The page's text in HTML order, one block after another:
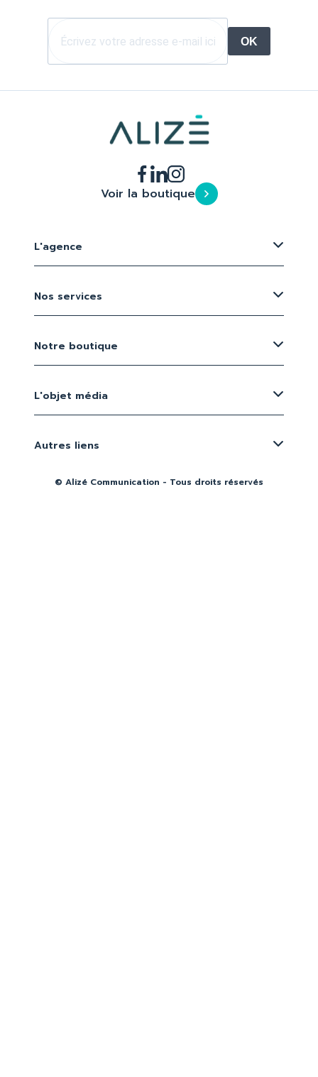
OK
Voir la boutique
L'agence
Nos services
Notre boutique
L'objet média
Autres liens
© Alizé Communication - Tous droits réservés